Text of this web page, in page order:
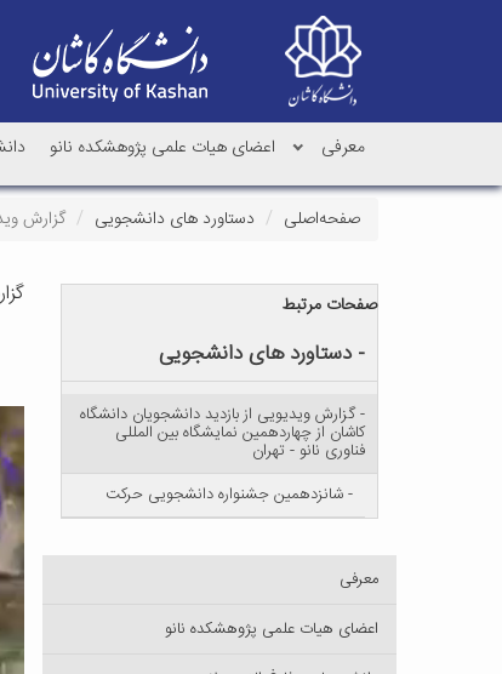
معرفی اعضای هیات علمی پژوهشکده نانو
صفحه‌اصلی دستاورد های دانشجویی گزارش
صفحات مرتبط
- دستاورد های دانشجویی
- گزارش ویدیویی از بازدید دانشجویان دانشگاه
کاشان از چهاردهمین نمایشگاه بین المللی
فناوری نانو - تهران
- شانزدهمین جشنواره دانشجویی حرکت
معرفی
اعضای هیات علمی پژوهشکده نانو